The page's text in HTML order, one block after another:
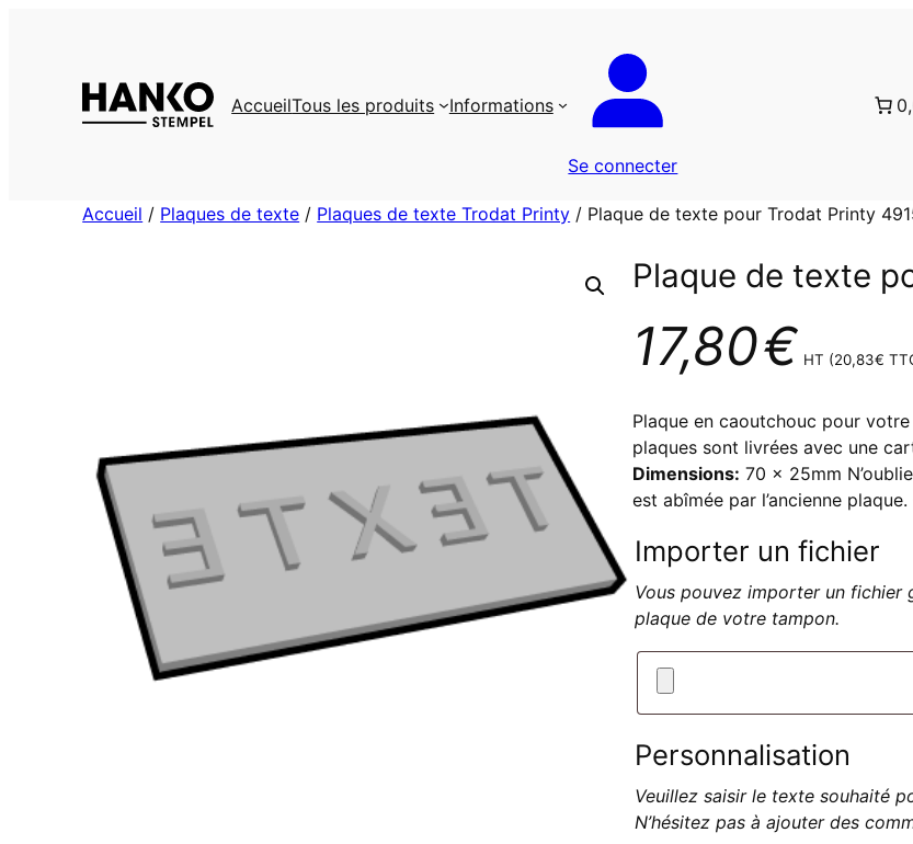
AccueilTous les produits Informations
Se connecter
Accueil / Plaques de texte / Plaques de texte Trodat Printy / Plaque de texte pour Trodat Printy
Plaque de texte
17,80€ HT (20,83€
Plaque en caoutchouc pour
plaques sont livrées avec une
Dimensions: 70 x 25mm
est abîmée par l’ancienne plaque.
Importer un fichier
Vous pouvez importer un fichier
plaque de votre tampon.
Personnalisation
Veuillez saisir le texte souhaité
N’hésitez pas à ajouter des